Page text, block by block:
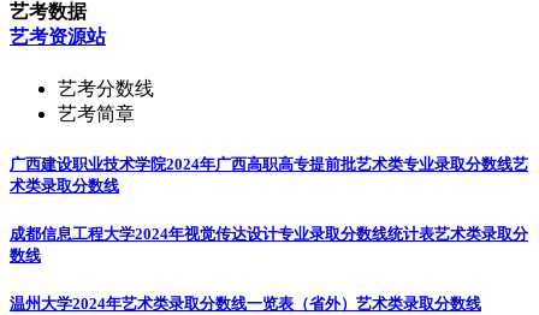
艺考数据
艺考资源站
艺考分数线
艺考简章
广西建设职业技术学院2024年广西高职高专提前批艺术类专业录取分数线艺
术类录取分数线
成都信息工程大学2024年视觉传达设计专业录取分数线统计表艺术类录取分
数线
温州大学2024年艺术类录取分数线一览表（省外） 艺术类录取分数线